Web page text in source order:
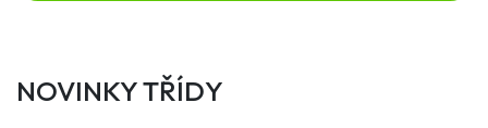
NOVINKY TŘÍDY